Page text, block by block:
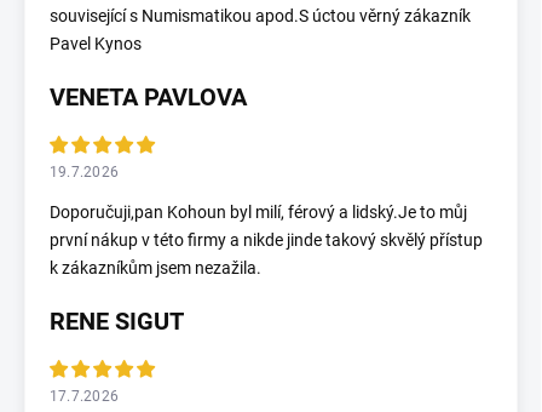
související s Numismatikou apod.S úctou věrný zákazník
Pavel Kynos
VENETA PAVLOVA
19.7.2026
Doporučuji,pan Kohoun byl milí, férový a lidský.Je to můj
první nákup v této firmy a nikde jinde takový skvělý přístup
k zákazníkům jsem nezažila.
RENE SIGUT
17.7.2026